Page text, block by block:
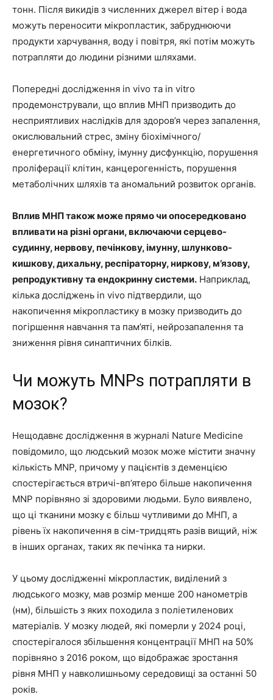
тонн. Після викидів з численних джерел вітер і вода
можуть переносити мікропластик, забруднюючи
продукти харчування, воду і повітря, які потім можуть
потрапляти до людини різними шляхами.
Попередні дослідження in vivo та in vitro
продемонстрували, що вплив МНП призводить до
несприятливих наслідків для здоров’я через запалення,
окислювальний стрес, зміну біохімічного/
енергетичного обміну, імунну дисфункцію, порушення
проліферації клітин, канцерогенність, порушення
метаболічних шляхів та аномальний розвиток органів.
Вплив МНП також може прямо чи опосередковано
впливати на різні органи, включаючи серцево-
судинну, нервову, печінкову, імунну, шлунково-
кишкову, дихальну, респіраторну, ниркову, м’язову,
репродуктивну та ендокринну системи. Наприклад,
кілька досліджень in vivo підтвердили, що
накопичення мікропластику в мозку призводить до
погіршення навчання та пам’яті, нейрозапалення та
зниження рівня синаптичних білків.
Чи можуть MNPs потрапляти в
мозок?
Нещодавнє дослідження в журналі Nature Medicine
повідомило, що людський мозок може містити значну
кількість MNP, причому у пацієнтів з деменцією
спостерігається втричі-вп’ятеро більше накопичення
MNP порівняно зі здоровими людьми. Було виявлено,
що ці тканини мозку є більш чутливими до МНП, а
рівень їх накопичення в сім-тридцять разів вищий, ніж
в інших органах, таких як печінка та нирки.
У цьому дослідженні мікропластик, виділений з
людського мозку, мав розмір менше 200 нанометрів
(нм), більшість з яких походила з поліетиленових
матеріалів. У мозку людей, які померли у 2024 році,
спостерігалося збільшення концентрації МНП на 50%
порівняно з 2016 роком, що відображає зростання
рівня МНП у навколишньому середовищі за останні 50
років.